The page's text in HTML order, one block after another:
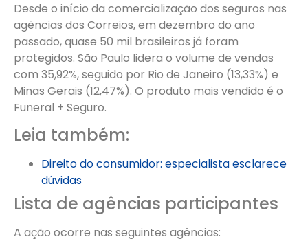
Desde o início da comercialização dos seguros nas
agências dos Correios, em dezembro do ano
passado, quase 50 mil brasileiros já foram
protegidos. São Paulo lidera o volume de vendas
com 35,92%, seguido por Rio de Janeiro (13,33%) e
Minas Gerais (12,47%). O produto mais vendido é o
Funeral + Seguro.
Leia também:
Direito do consumidor: especialista esclarece
dúvidas
Lista de agências participantes
A ação ocorre nas seguintes agências: